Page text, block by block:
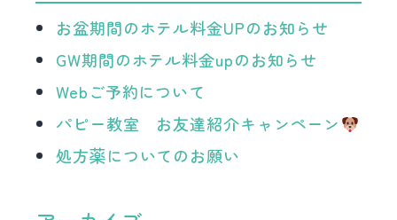
お盆期間のホテル料金UPのお知らせ
GW期間のホテル料金upのお知らせ
Webご予約について
パピー教室 お友達紹介キャンペーン
処方薬についてのお願い